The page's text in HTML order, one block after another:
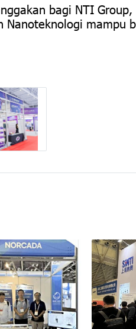
bagi NTI Group,
Nanoteknologi mampu